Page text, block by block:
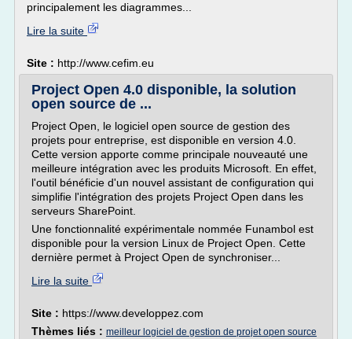
principalement les diagrammes...
Lire la suite
Site : http://www.cefim.eu
Project Open 4.0 disponible, la solution
open source de ...
Project Open, le logiciel open source de gestion des
projets pour entreprise, est disponible en version 4.0.
Cette version apporte comme principale nouveauté une
meilleure intégration avec les produits Microsoft. En effet,
l'outil bénéficie d'un nouvel assistant de configuration qui
simplifie l'intégration des projets Project Open dans les
serveurs SharePoint.
Une fonctionnalité expérimentale nommée Funambol est
disponible pour la version Linux de Project Open. Cette
dernière permet à Project Open de synchroniser...
Lire la suite
Site : https://www.developpez.com
Thèmes liés : meilleur logiciel de gestion de projet open source